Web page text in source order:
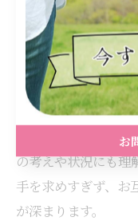
出会いにつながりま
婚 活 必要なこ
婚活で必要なこと
欠かせません。「
分の価値観や譲れ
の考えや状況にも理
手を求めすぎず、お
が深まります。
お
お